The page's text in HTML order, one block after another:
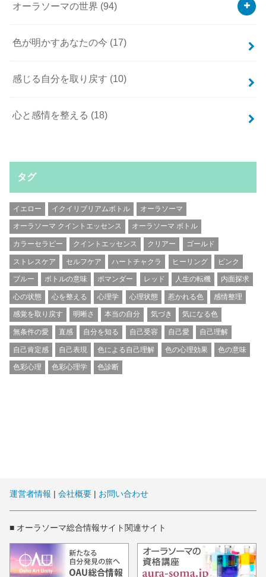
オーラソーマの世界 (94)
色が明かすあなたの今 (17)
感じる自分を取り戻す (10)
心と感情を整える (18)
タグ
イエロー イクイリブリアムボトル オーラソーマ
オーラソーマ クイントエッセンス オーラソーマ ボトル
カラーセラピー クイントエッセンス クリアー ゴールド
ストレスケア セルフケア ハートチャクラ ヒーリング ピンク
ブルー ボトルの意味 ポマンダー レッド 人生の転機 内面探求
心の状態 心を整える 心理学 心理状態 惹かれる色 感情整理
感覚を取り戻す 明晰さ 本当の自分 気づき 気になる色
無条件の愛 直感 自分を知る 自己受容 自己愛 自己理解
自己肯定感 自己表現 色による自己理解 色の心理効果 色の意味
色彩心理 色彩心理学 色診断
運営者情報 | 会社概要 | お問い合わせ
■ オーラソーマ総合情報サイト関連サイト